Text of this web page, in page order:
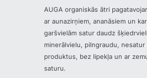
AUGA organiskās ātri
ar aunazirņiem, ananāsiem un
garšvielām satur daudz
minerālvielu, pilngraudu, nesatur
produktus, bez lipekļa un ar
saturu.